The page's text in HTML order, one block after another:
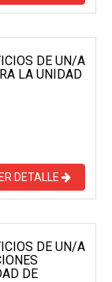
DE UN/A
LA UNIDAD
DETALLE
DE UN/A
DE